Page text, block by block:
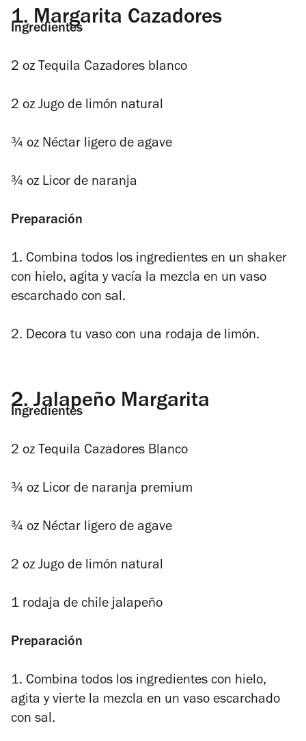
1.Margarita Cazadores
Ingredientes
2 oz Tequila Cazadores blanco
2 oz Jugo de limón natural
¾ oz Néctar ligero de agave
¾ oz Licor de naranja
Preparación
1. Combina todos los ingredientes en un shaker
con hielo, agita y vacía la mezcla en un vaso
escarchado con sal.
2. Decora tu vaso con una rodaja de limón.
2.Jalapeño Margarita
Ingredientes
2 oz Tequila Cazadores Blanco
¾ oz Licor de naranja premium
¾ oz Néctar ligero de agave
2 oz Jugo de limón natural
1 rodaja de chile jalapeño
Preparación
1. Combina todos los ingredientes con hielo,
agita y vierte la mezcla en un vaso escarchado
con sal.